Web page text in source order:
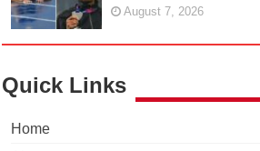
August 7, 2026
Quick Links
Home